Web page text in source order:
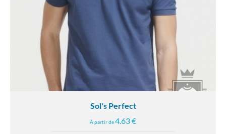
Sol's Perfect
À partir de4.63 €